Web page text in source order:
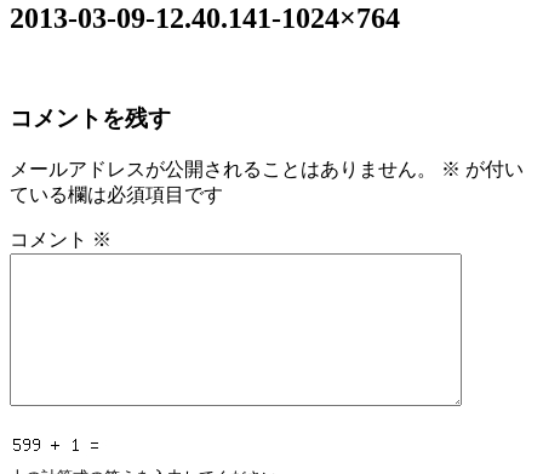
2013-03-09-12.40.141-1024×764
コメントを残す
メールアドレスが公開されることはありません。 ※ が付い
ている欄は必須項目です
コメント ※